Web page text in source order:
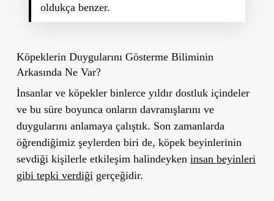
oldukça benzer.
Köpeklerin Duygularını Gösterme Biliminin
Arkasında Ne Var?
İnsanlar ve köpekler binlerce yıldır dostluk içindeler
ve bu süre boyunca onların davranışlarını ve
duygularını anlamaya çalıştık. Son zamanlarda
öğrendiğimiz şeylerden biri de, köpek beyinlerinin
sevdiği kişilerle etkileşim halindeyken insan beyinleri
gibi tepki verdiği gerçeğidir.